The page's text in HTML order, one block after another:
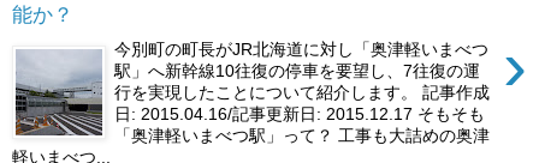
能か？
›
今別町の町長がJR北海道に対し「奥津軽いまべつ
駅」へ新幹線10往復の停車を要望し、7往復の運
行を実現したことについて紹介します。 記事作成
日: 2015.04.16/記事更新日: 2015.12.17 そもそも
「奥津軽いまべつ駅」って？ 工事も大詰めの奥津
軽いまべつ...